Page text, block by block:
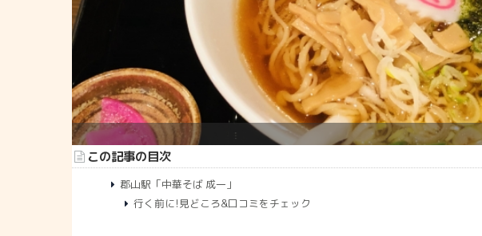
この記事の目次
郡山駅「中華そば 成一」
行く前に!見どころ&口コミをチェック